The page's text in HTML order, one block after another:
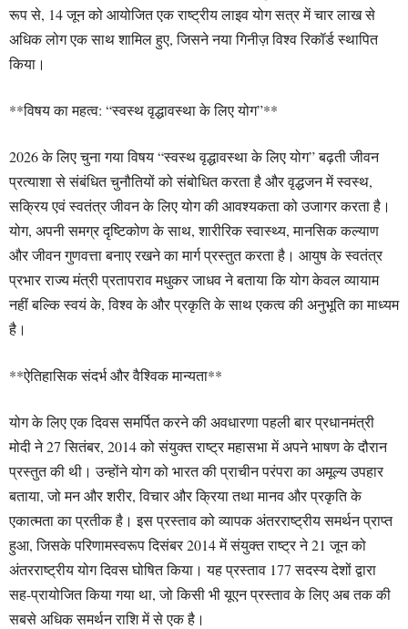
रूप से, 14 जून को आयोजित एक राष्ट्रीय लाइव योग सत्र में चार लाख से
अधिक लोग एक साथ शामिल हुए, जिसने नया गिनीज़ विश्व रिकॉर्ड स्थापित
किया।
**विषय का महत्व: “स्वस्थ वृद्धावस्था के लिए योग”**
2026 के लिए चुना गया विषय “स्वस्थ वृद्धावस्था के लिए योग” बढ़ती जीवन
प्रत्याशा से संबंधित चुनौतियों को संबोधित करता है और वृद्धजन में स्वस्थ,
सक्रिय एवं स्वतंत्र जीवन के लिए योग की आवश्यकता को उजागर करता है।
योग, अपनी समग्र दृष्टिकोण के साथ, शारीरिक स्वास्थ्य, मानसिक कल्याण
और जीवन गुणवत्ता बनाए रखने का मार्ग प्रस्तुत करता है। आयुष के स्वतंत्र
प्रभार राज्य मंत्री प्रतापराव मधुकर जाधव ने बताया कि योग केवल व्यायाम
नहीं बल्कि स्वयं के, विश्व के और प्रकृति के साथ एकत्व की अनुभूति का माध्यम
है।
**ऐतिहासिक संदर्भ और वैश्विक मान्यता**
योग के लिए एक दिवस समर्पित करने की अवधारणा पहली बार प्रधानमंत्री
मोदी ने 27 सितंबर, 2014 को संयुक्त राष्ट्र महासभा में अपने भाषण के दौरान
प्रस्तुत की थी। उन्होंने योग को भारत की प्राचीन परंपरा का अमूल्य उपहार
बताया, जो मन और शरीर, विचार और क्रिया तथा मानव और प्रकृति के
एकात्मता का प्रतीक है। इस प्रस्ताव को व्यापक अंतरराष्ट्रीय समर्थन प्राप्त
हुआ, जिसके परिणामस्वरूप दिसंबर 2014 में संयुक्त राष्ट्र ने 21 जून को
अंतरराष्ट्रीय योग दिवस घोषित किया। यह प्रस्ताव 177 सदस्य देशों द्वारा
सह-प्रायोजित किया गया था, जो किसी भी यूएन प्रस्ताव के लिए अब तक की
सबसे अधिक समर्थन राशि में से एक है।